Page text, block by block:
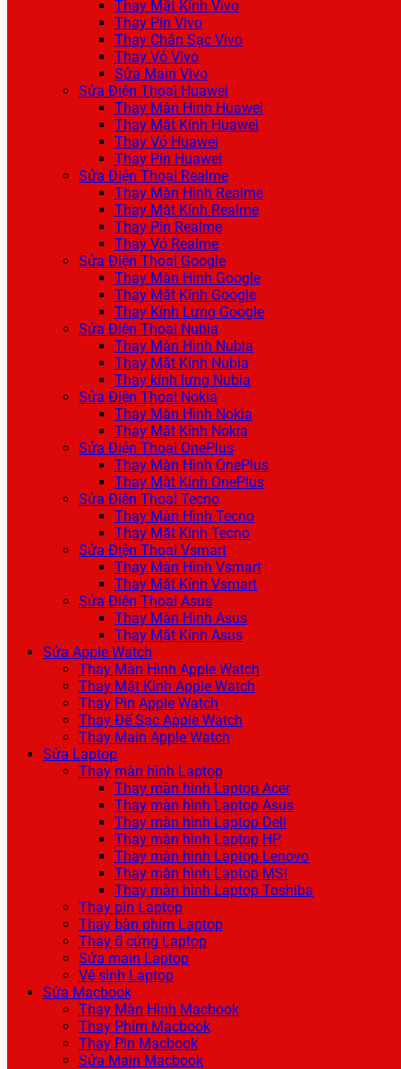
Thay Mặt Kính Vivo
Thay Pin Vivo
Thay Chân Sạc Vivo
Thay Vỏ Vivo
Sửa Main Vivo
Sửa Điện Thoại Huawei
Thay Màn Hình Huawei
Thay Mặt Kính Huawei
Thay Vỏ Huawei
Thay Pin Huawei
Sửa Điện Thoại Realme
Thay Màn Hình Realme
Thay Mặt Kính Realme
Thay Pin Realme
Thay Vỏ Realme
Sửa Điện Thoại Google
Thay Màn Hình Google
Thay Mặt Kính Google
Thay Kính Lưng Google
Sửa Điện Thoại Nubia
Thay Màn Hình Nubia
Thay Mặt Kính Nubia
Thay kính lưng Nubia
Sửa Điện Thoại Nokia
Thay Màn Hình Nokia
Thay Mặt Kính Nokia
Sửa Điện Thoại OnePlus
Thay Màn Hình OnePlus
Thay Mặt Kính OnePlus
Sửa Điện Thoại Tecno
Thay Màn Hình Tecno
Thay Mặt Kính Tecno
Sửa Điện Thoại Vsmart
Thay Màn Hình Vsmart
Thay Mặt Kính Vsmart
Sửa Điện Thoại Asus
Thay Màn Hình Asus
Thay Mặt Kính Asus
Sửa Apple Watch
Thay Màn Hình Apple Watch
Thay Mặt Kính Apple Watch
Thay Pin Apple Watch
Thay Đế Sạc Apple Watch
Thay Main Apple Watch
Sửa Laptop
Thay màn hình Laptop
Thay màn hình Laptop Acer
Thay màn hình Laptop Asus
Thay màn hình Laptop Dell
Thay màn hình Laptop HP
Thay màn hình Laptop Lenovo
Thay màn hình Laptop MSI
Thay màn hình Laptop Toshiba
Thay pin Laptop
Thay bàn phím Laptop
Thay ổ cứng Laptop
Sửa main Laptop
Vệ sinh Laptop
Sửa Macbook
Thay Màn Hình Macbook
Thay Phím Macbook
Thay Pin Macbook
Sửa Main Macbook